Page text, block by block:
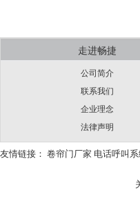
走进畅捷
公司简介
联系我们
企业理念
法律声明
友情链接： 卷帘门厂家 电话呼叫